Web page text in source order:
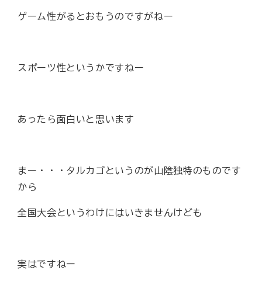
ゲーム性がるとおもうのですがねー
スポーツ性というかですねー
あったら面白いと思います
まー・・・タルカゴというのが山陰独特のものです
から
全国大会というわけにはいきませんけども
実はですねー